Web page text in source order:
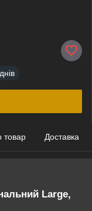
товар Доставка
Large,